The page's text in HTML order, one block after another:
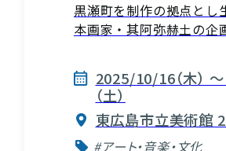
黒瀬町を制作の拠点とし
本画家・其阿弥赫土の企
2025/10/16（木）
（土）
東広島市立美術館
#アート・音楽・文化